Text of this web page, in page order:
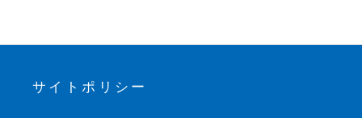
サイトポリシー